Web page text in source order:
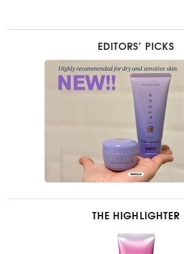
EDITORS’ PICKS
THE HIGHLIGHTER